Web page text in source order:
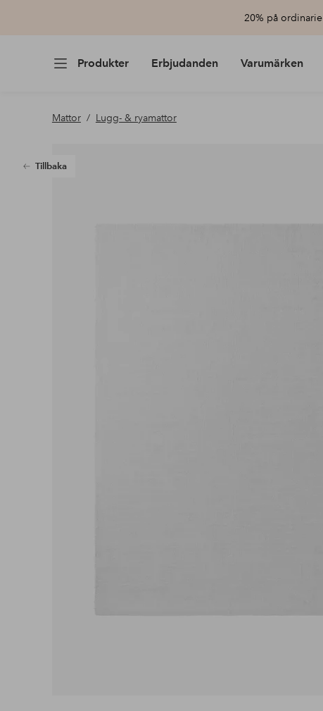
20% på
Produkter Erbjudanden Varumärken
Mattor Lugg- & ryamattor
Tillbaka